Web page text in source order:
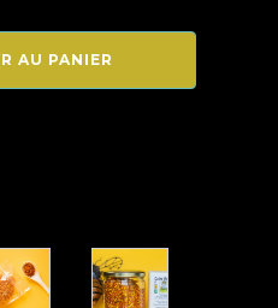
AU PANIER